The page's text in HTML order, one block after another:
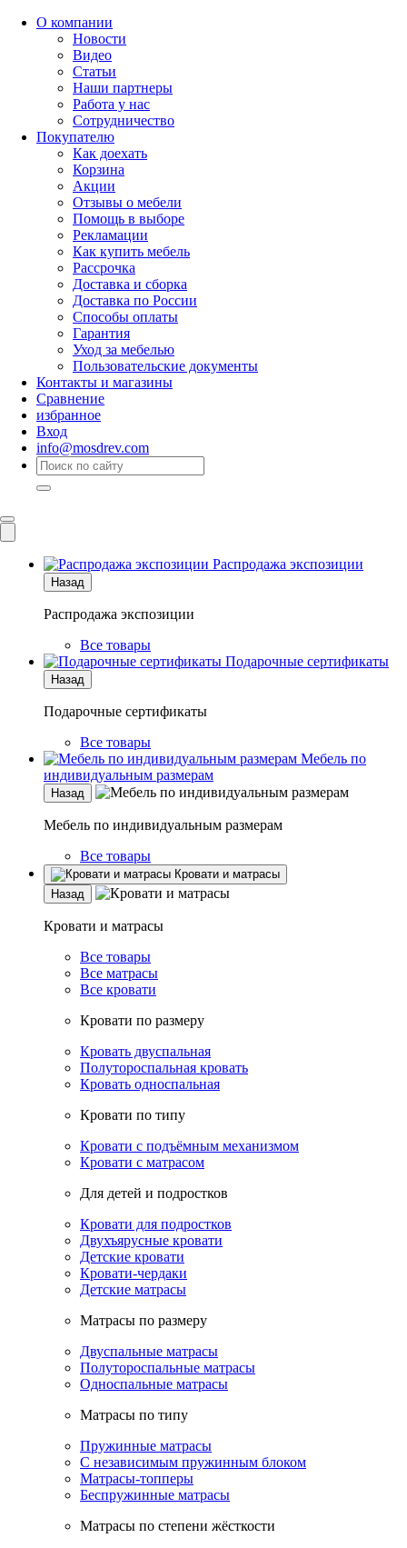
О компании
Новости
Видео
Статьи
Наши партнеры
Работа у нас
Сотрудничество
Покупателю
Как доехать
Корзина
Акции
Отзывы о мебели
Помощь в выборе
Рекламации
Как купить мебель
Рассрочка
Доставка и сборка
Доставка по России
Способы оплаты
Гарантия
Уход за мебелью
Пользовательские документы
Контакты и магазины
Сравнение
избранное
Вход
info@mosdrev.com
Распродажа экспозиции
Назад
Распродажа экспозиции
Все товары
Подарочные сертификаты
Назад
Подарочные сертификаты
Все товары
Мебель по
индивидуальным размерам
Назад
Мебель по индивидуальным размерам
Все товары
Кровати и матрасы
Назад
Кровати и матрасы
Все товары
Все матрасы
Все кровати
Кровати по размеру
Кровать двуспальная
Полутороспальная кровать
Кровать односпальная
Кровати по типу
Кровати с подъёмным механизмом
Кровати с матрасом
Для детей и подростков
Кровати для подростков
Двухъярусные кровати
Детские кровати
Кровати-чердаки
Детские матрасы
Матрасы по размеру
Двуспальные матрасы
Полутороспальные матрасы
Односпальные матрасы
Матрасы по типу
Пружинные матрасы
С независимым пружинным блоком
Матрасы-топперы
Беспружинные матрасы
Матрасы по степени жёсткости